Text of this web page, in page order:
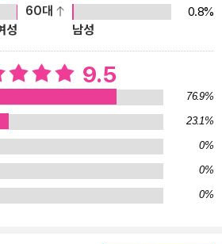
아이들을 가르치고 있는 교사들이 문학,
·평화 등의 분야에서 오랜 시간 성심과 성
온 ‘스승’들을 초대해 깊은 이야기를 나누
, 정성헌, 김흥규, 이도흠, 조성룡, 나희덕,
성 교육은 어떻
‘평화와 생명의 가치를 어떻게 가르칠 것
들의 공감 능력을 키우는가?’ ‘공감하고
낼 수 있을까?’ ‘공간과 환경은 사람에
?’ ‘어떻게 가르치지 않고 배우게 할 수 있
의 회복은 가능한가?’ ‘인문교육은 어떻게
60대
0.8%
성
남성
9.5
76.9%
23.1%
0%
0%
0%